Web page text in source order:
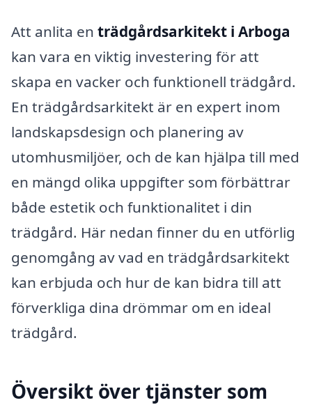
Att anlita en trädgårdsarkitekt i Arboga
kan vara en viktig investering för att
skapa en vacker och funktionell trädgård.
En trädgårdsarkitekt är en expert inom
landskapsdesign och planering av
utomhusmiljöer, och de kan hjälpa till med
en mängd olika uppgifter som förbättrar
både estetik och funktionalitet i din
trädgård. Här nedan finner du en utförlig
genomgång av vad en trädgårdsarkitekt
kan erbjuda och hur de kan bidra till att
förverkliga dina drömmar om en ideal
trädgård.
Översikt över tjänster som